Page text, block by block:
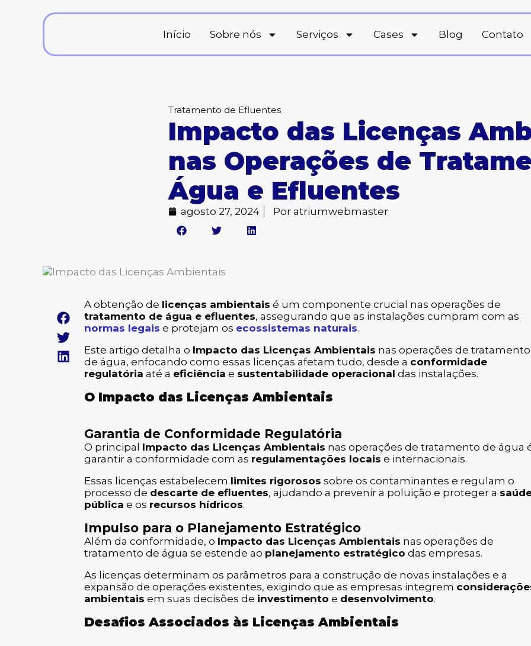
Início Sobre nós Serviços Cases Blog Contato
Tratamento de Efluentes
Impacto das Licenças
nas Operações de
Água e Efluentes
agosto 27, 2024 Poratriumwebmaster
A obtenção de licenças ambientais é um componente crucial nas operações de
tratamento de água e efluentes, assegurando que as instalações cumpram com as
normas legais e protejam os ecossistemas naturais.
Este artigo detalha o Impacto das Licenças Ambientais nas operações de tratamento
de água, enfocando como essas licenças afetam tudo, desde a conformidade
regulatória até a eficiência e sustentabilidade operacional das instalações.
O Impacto das Licenças Ambientais
Garantia de Conformidade Regulatória
O principal Impacto das Licenças Ambientais nas operações de tratamento de água
garantir a conformidade com as regulamentações locais e internacionais.
Essas licenças estabelecem limites rigorosos sobre os contaminantes e regulam o
processo de descarte de efluentes, ajudando a prevenir a poluição e proteger a
pública e os recursos hídricos.
Impulso para o Planejamento Estratégico
Além da conformidade, o Impacto das Licenças Ambientais nas operações de
tratamento de água se estende ao planejamento estratégico das empresas.
As licenças determinam os parâmetros para a construção de novas instalações e a
expansão de operações existentes, exigindo que as empresas integrem
ambientais em suas decisões de investimento e desenvolvimento.
Desafios Associados às Licenças Ambientais